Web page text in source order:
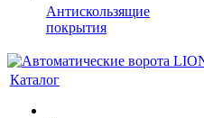
Антискользящие
покрытия
Каталог